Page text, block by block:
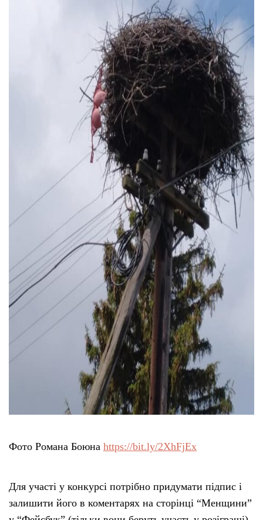
Фото Романа Боюна https://bit.ly/2XhFjEx
Для участі у конкурсі потрібно придумати підпис і
залишити його в коментарях на сторінці “Менщини”